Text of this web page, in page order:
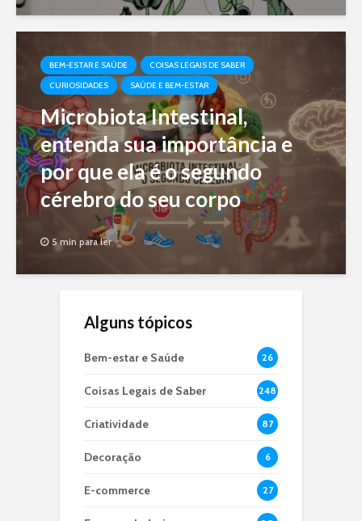
BEM-ESTAR E SAÚDE
COISAS LEGAIS DE SABER
CURIOSIDADES
SAÚDE E BEM-ESTAR
Microbiota Intestinal,
entenda sua importância e
por que ela é o segundo
cérebro do seu corpo
5 min para ler
Alguns tópicos
Bem-estar e Saúde 26
Coisas Legais de Saber 248
Criatividade 87
Decoração 6
E-commerce 27